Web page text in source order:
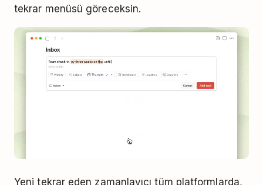
tekrar menüsü göreceksin.
Yeni tekrar eden zamanlayıcı tüm platformlarda,